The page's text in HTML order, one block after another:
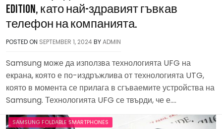
Edition, като най-здравият гъвкав
телефон на компанията.
POSTED ON SEPTEMBER 1, 2024BYADMIN
Samsung може да използва технологията UFG на
екрана, която е по-издръжлива от технологията UTG,
която в момента се прилага в сгъваемите устройства на
Samsung. Технологията UFG се твърди, че е….
SAMSUNG FOLDABLE SMARTPHONES